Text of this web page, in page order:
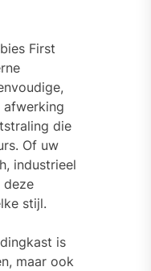
First
die
Of uw
industrieel
deze
stijl.
is
maar ook